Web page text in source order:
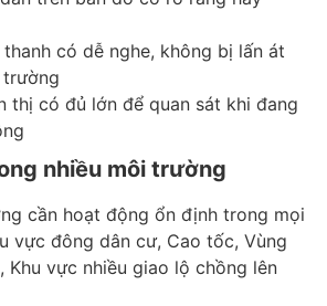
thanh có dễ nghe, không bị lấn át
thị có đủ lớn để quan sát khi đang
nhiều môi trường
cần hoạt động ổn định trong mọi
vực đông dân cư, Cao tốc, Vùng
Khu vực nhiều giao lộ chồng lên